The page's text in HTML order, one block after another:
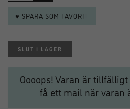
♥ SPARA SOM FAVORIT
SLUT I LAGER
Oooops! Varan är
få ett mail när varan